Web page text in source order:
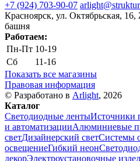
+7 (924) 703-90-07
Красноярск, ул. Октябрьская,
башня
Работаем:
Пн-Пт 10-19
Сб
11-16
Показать все магазины
Правовая информация
© Разработано в Arlight, 2026
Каталог
Светодиодные лентыИсточники
и автоматизацииАлюминиевые
светДизайнерский светСистемы
освещениеГибкий неон
декорЭлектроустановочные